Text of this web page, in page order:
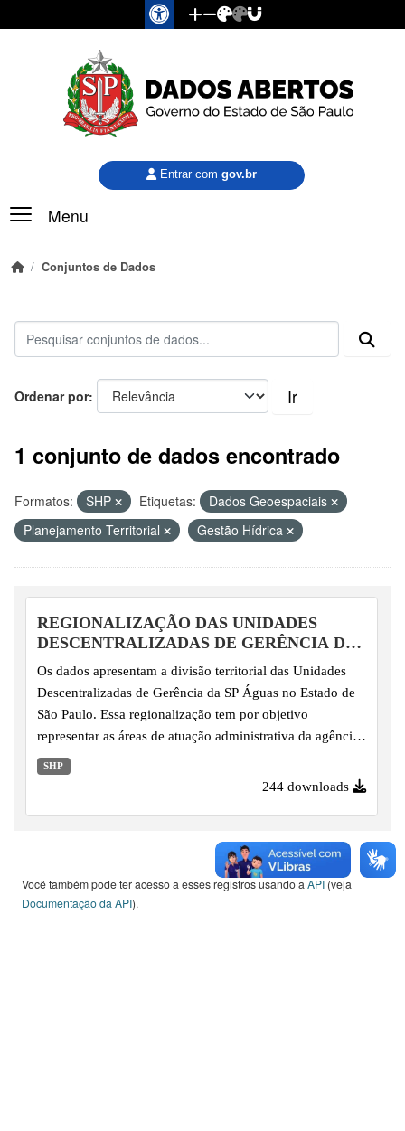
Pular para o conteúdo principal
Menu
Entrar com gov.br
Conjuntos de Dados
Ordenar por Ir
1 conjunto de dados encontrado
Formatos: SHP Etiquetas:
Dados Geoespaciais
Planejamento Territorial
Gestão Hídrica
REGIONALIZAÇÃO DAS UNIDADES
DESCENTRALIZADAS DE GERÊNCIA DA
SP ÁGUAS
Os dados apresentam a divisão territorial das Unidades
Descentralizadas de Gerência da SP Águas no Estado de
São Paulo. Essa regionalização tem por objetivo
representar as áreas de atuação administrativa da agência,
organizadas a partir do agrupamento de UGRHIs para fins
de regionalização da gestão.
SHP
244 downloads
Você também pode ter acesso a esses registros usando a API (veja
Documentação da API).